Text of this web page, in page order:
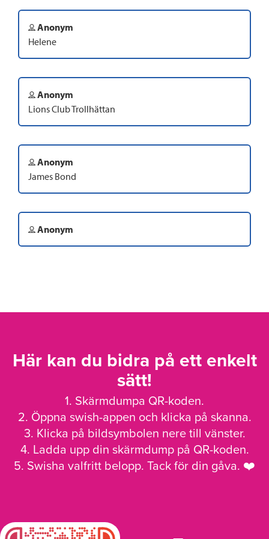
Anonym
Helene
Anonym
Lions Club Trollhättan
Anonym
James Bond
Anonym
Här kan du bidra på ett enkelt
sätt!
1. Skärmdumpa QR-koden.
2. Öppna swish-appen och klicka på skanna.
3. Klicka på bildsymbolen nere till vänster.
4. Ladda upp din skärmdump på QR-koden.
5. Swisha valfritt belopp. Tack för din gåva. ❤️